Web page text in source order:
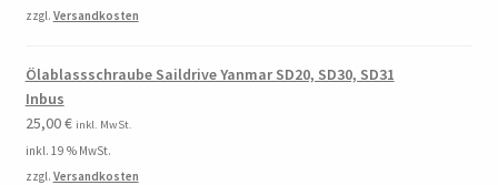
zzgl. Versandkosten
Ölablassschraube Saildrive Yanmar SD20, SD30, SD31
Inbus
25,00€ inkl. MwSt.
inkl. 19 % MwSt.
zzgl. Versandkosten